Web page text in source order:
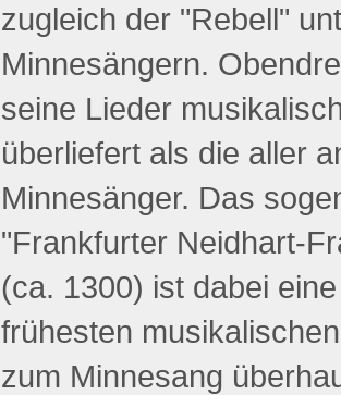
zugleich der "Rebell"
Minnesängern.
seine Lieder
überliefert als die aller
Minnesänger. Das
"Frankfurter Neidhart-
(ca. 1300) ist dabei
frühesten
zum Minnesang